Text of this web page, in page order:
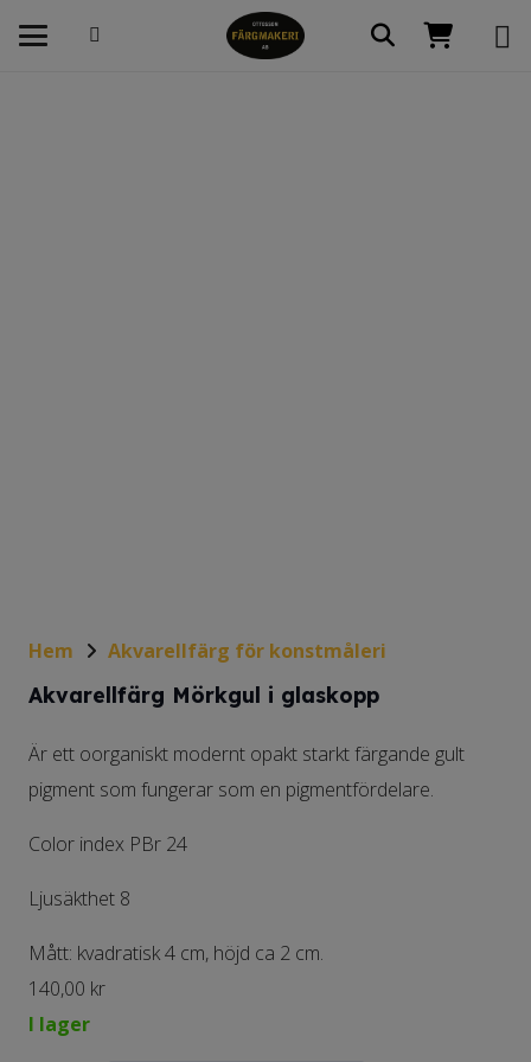
Hem
Akvarellfärg för konstmåleri
Akvarellfärg Mörkgul i glaskopp
Är ett oorganiskt modernt opakt starkt färgande gult
pigment som fungerar som en pigmentfördelare.
Color index PBr 24
Ljusäkthet 8
Mått: kvadratisk 4 cm, höjd ca 2 cm.
140,00 kr
I lager